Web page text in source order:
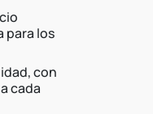
para los
con
cada